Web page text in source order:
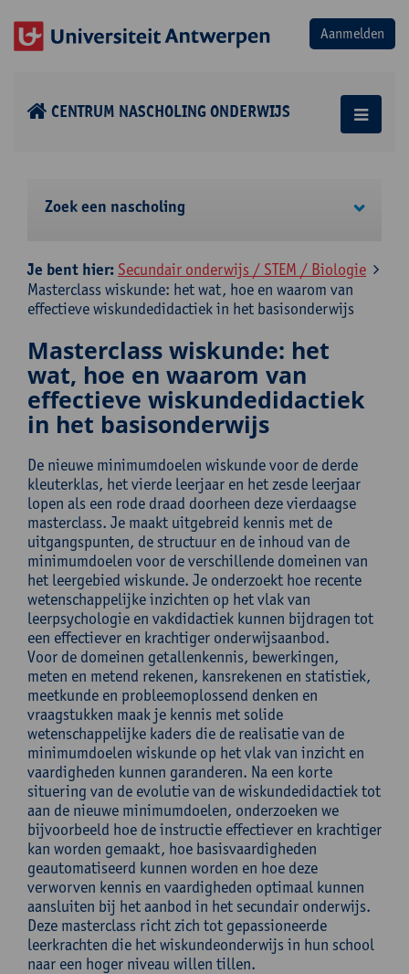
CENTRUM NASCHOLING ONDERWIJS
Zoek een nascholing
Je bent hier: Secundair onderwijs / STEM / Biologie
Masterclass wiskunde: het wat, hoe en waarom van
effectieve wiskundedidactiek in het basisonderwijs
Masterclass wiskunde: het
wat, hoe en waarom van
effectieve wiskundedidactiek
in het basisonderwijs
De nieuwe minimumdoelen wiskunde voor de derde
kleuterklas, het vierde leerjaar en het zesde leerjaar
lopen als een rode draad doorheen deze vierdaagse
masterclass. Je maakt uitgebreid kennis met de
uitgangspunten, de structuur en de inhoud van de
minimumdoelen voor de verschillende domeinen van
het leergebied wiskunde. Je onderzoekt hoe recente
wetenschappelijke inzichten op het vlak van
leerpsychologie en vakdidactiek kunnen bijdragen tot
een effectiever en krachtiger onderwijsaanbod.
Voor de domeinen getallenkennis, bewerkingen,
meten en metend rekenen, kansrekenen en statistiek,
meetkunde en probleemoplossend denken en
vraagstukken maak je kennis met solide
wetenschappelijke kaders die de realisatie van de
minimumdoelen wiskunde op het vlak van inzicht en
vaardigheden kunnen garanderen. Na een korte
situering van de evolutie van de wiskundedidactiek tot
aan de nieuwe minimumdoelen, onderzoeken we
bijvoorbeeld hoe de instructie effectiever en krachtiger
kan worden gemaakt, hoe basisvaardigheden
geautomatiseerd kunnen worden en hoe deze
verworven kennis en vaardigheden optimaal kunnen
aansluiten bij het aanbod in het secundair onderwijs.
Deze masterclass richt zich tot gepassioneerde
leerkrachten die het wiskundeonderwijs in hun school
naar een hoger niveau willen tillen.